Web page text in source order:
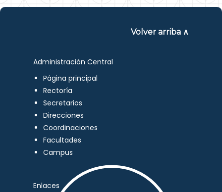
Volver arriba ∧
Administración Central
Página principal
Rectoría
Secretarios
Direcciones
Coordinaciones
Facultades
Campus
Enlaces